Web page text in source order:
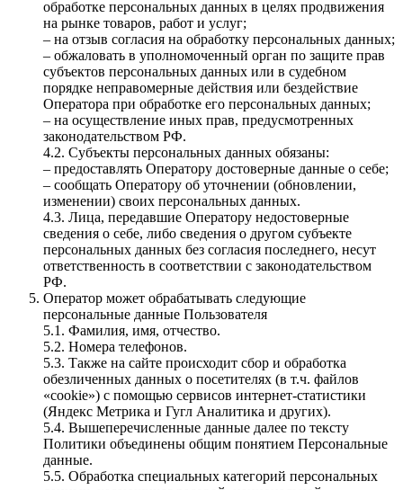
обработке персональных данных в целях продвижения
на рынке товаров, работ и услуг;
– на отзыв согласия на обработку персональных данных;
– обжаловать в уполномоченный орган по защите прав
субъектов персональных данных или в судебном
порядке неправомерные действия или бездействие
Оператора при обработке его персональных данных;
– на осуществление иных прав, предусмотренных
законодательством РФ.
4.2. Субъекты персональных данных обязаны:
– предоставлять Оператору достоверные данные о себе;
– сообщать Оператору об уточнении (обновлении,
изменении) своих персональных данных.
4.3. Лица, передавшие Оператору недостоверные
сведения о себе, либо сведения о другом субъекте
персональных данных без согласия последнего, несут
ответственность в соответствии с законодательством
РФ.
Оператор может обрабатывать следующие
персональные данные Пользователя
5.1. Фамилия, имя, отчество.
5.2. Номера телефонов.
5.3. Также на сайте происходит сбор и обработка
обезличенных данных о посетителях (в т.ч. файлов
«cookie») с помощью сервисов интернет-статистики
(Яндекс Метрика и Гугл Аналитика и других).
5.4. Вышеперечисленные данные далее по тексту
Политики объединены общим понятием Персональные
данные.
5.5. Обработка специальных категорий персональных